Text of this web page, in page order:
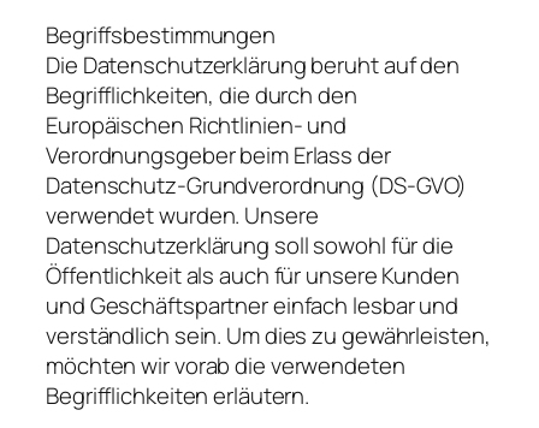
Begriffsbestimmungen
Die Datenschutzerklärung beruht auf den
Begrifflichkeiten, die durch den
Europäischen Richtlinien- und
Verordnungsgeber beim Erlass der
Datenschutz-Grundverordnung (DS-GVO)
verwendet wurden. Unsere
Datenschutzerklärung soll sowohl für die
Öffentlichkeit als auch für unsere Kunden
und Geschäftspartner einfach lesbar und
verständlich sein. Um dies zu gewährleisten,
möchten wir vorab die verwendeten
Begrifflichkeiten erläutern.